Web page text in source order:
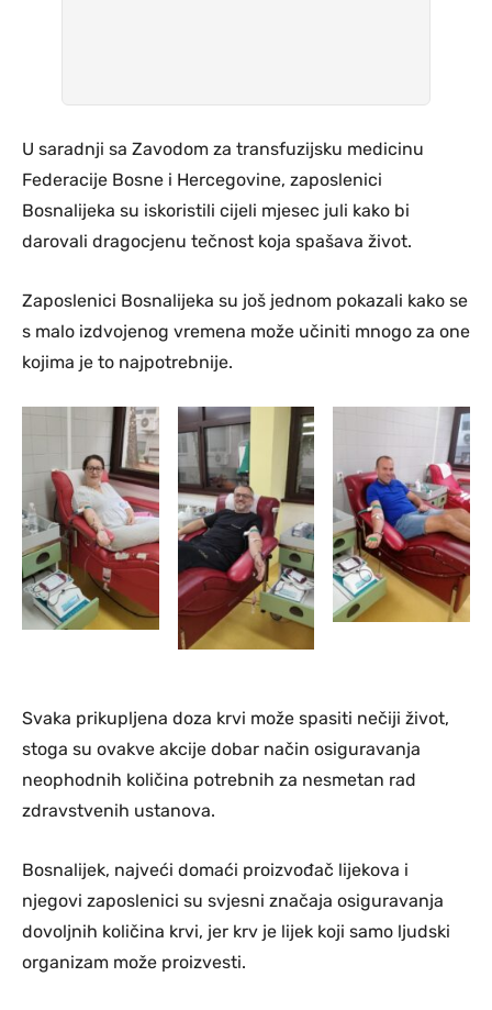
U saradnji sa Zavodom za transfuzijsku medicinu
Federacije Bosne i Hercegovine, zaposlenici
Bosnalijeka su iskoristili cijeli mjesec juli kako bi
darovali dragocjenu tečnost koja spašava život.
Zaposlenici Bosnalijeka su još jednom pokazali kako se
s malo izdvojenog vremena može učiniti mnogo za one
kojima je to najpotrebnije.
Svaka prikupljena doza krvi može spasiti nečiji život,
stoga su ovakve akcije dobar način osiguravanja
neophodnih količina potrebnih za nesmetan rad
zdravstvenih ustanova.
Bosnalijek, najveći domaći proizvođač lijekova i
njegovi zaposlenici su svjesni značaja osiguravanja
dovoljnih količina krvi, jer krv je lijek koji samo ljudski
organizam može proizvesti.